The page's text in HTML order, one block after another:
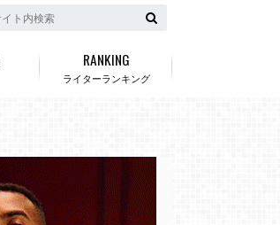
ライターランキング
RANKING